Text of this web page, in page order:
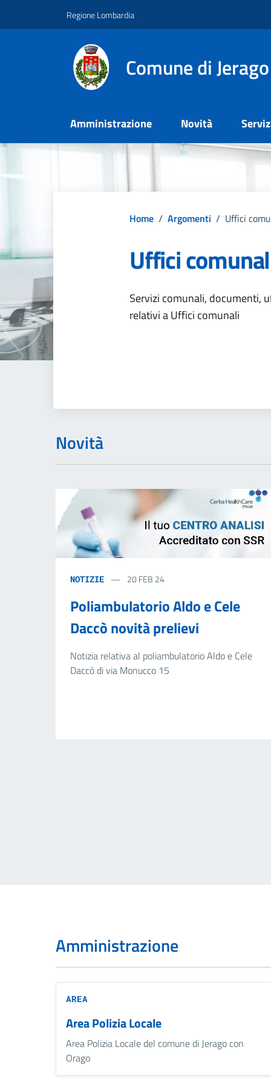
Regione Lombardia
Comune di
Amministrazione Novità
Home / Argomenti / Uffici
Uffici
Dettagli
Servizi comunali, documenti,
relativi a Uffici comunali
Novità
NOTIZIE 20 FEB 24
Poliambulatorio Aldo e Cele
Daccò novità prelievi
Notizia relativa al poliambulatorio Aldo e Cele
Daccò di via Monucco 15
Amministrazione
AREA
Area Polizia Locale
Area Polizia Locale del comune di Jerago con
Orago